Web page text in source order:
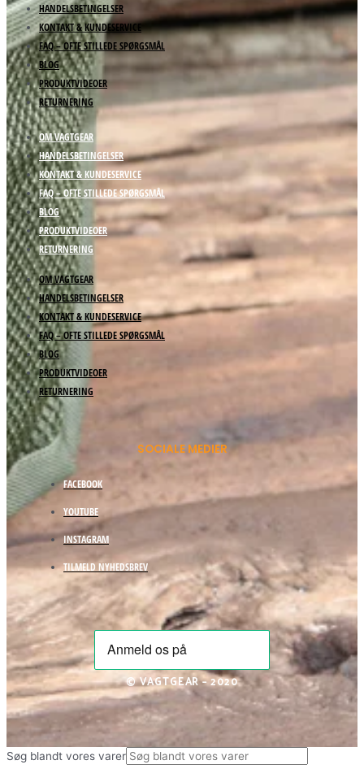
HANDELSBETINGELSER
KONTAKT & KUNDESERVICE
FAQ – OFTE STILLEDE SPØRGSMÅL
BLOG
PRODUKTVIDEOER
RETURNERING
OM VAGTGEAR
HANDELSBETINGELSER
KONTAKT & KUNDESERVICE
FAQ – OFTE STILLEDE SPØRGSMÅL
BLOG
PRODUKTVIDEOER
RETURNERING
OM VAGTGEAR
HANDELSBETINGELSER
KONTAKT & KUNDESERVICE
FAQ – OFTE STILLEDE SPØRGSMÅL
BLOG
PRODUKTVIDEOER
RETURNERING
SOCIALE MEDIER
FACEBOOK
YOUTUBE
INSTAGRAM
TILMELD NYHEDSBREV
© VAGTGEAR – 2020
Søg blandt vores varer